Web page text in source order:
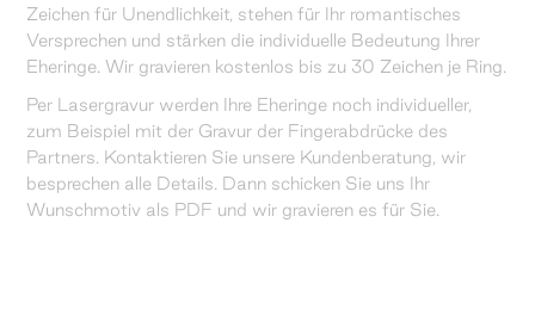
Zeichen für Unendlichkeit, stehen für Ihr romantisches
Versprechen und stärken die individuelle Bedeutung Ihrer
Eheringe. Wir gravieren kostenlos bis zu 30 Zeichen je Ring.
Per Lasergravur werden Ihre Eheringe noch individueller,
zum Beispiel mit der Gravur der Fingerabdrücke des
Partners. Kontaktieren Sie unsere Kundenberatung, wir
besprechen alle Details. Dann schicken Sie uns Ihr
Wunschmotiv als PDF und wir gravieren es für Sie.